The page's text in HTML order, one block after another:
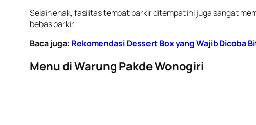
Selain enak, fasilitas tempat parkir ditempat ini juga sangat
bebas parkir.
Baca juga: Rekomendasi Dessert Box yang Wajib Dicoba
Menu di Warung Pakde Wonogiri